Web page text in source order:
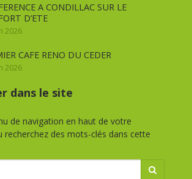
A CONDILLAC SUR LE
D’ETE
2026
CAFE RENO DU CEDER
2026
dans le site
de navigation en haut de votre
recherchez des mots-clés dans cette